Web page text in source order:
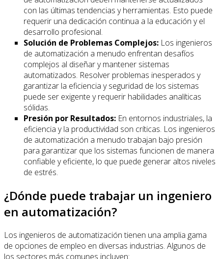
con las últimas tendencias y herramientas. Esto puede
requerir una dedicación continua a la educación y el
desarrollo profesional.
Solución de Problemas Complejos: Los ingenieros
de automatización a menudo enfrentan desafíos
complejos al diseñar y mantener sistemas
automatizados. Resolver problemas inesperados y
garantizar la eficiencia y seguridad de los sistemas
puede ser exigente y requerir habilidades analíticas
sólidas.
Presión por Resultados: En entornos industriales, la
eficiencia y la productividad son críticas. Los ingenieros
de automatización a menudo trabajan bajo presión
para garantizar que los sistemas funcionen de manera
confiable y eficiente, lo que puede generar altos niveles
de estrés.
¿Dónde puede trabajar un ingeniero
en automatización?
Los ingenieros de automatización tienen una amplia gama
de opciones de empleo en diversas industrias. Algunos de
los sectores más comunes incluyen: